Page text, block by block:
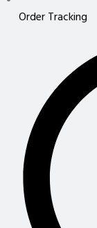
Order Tracking